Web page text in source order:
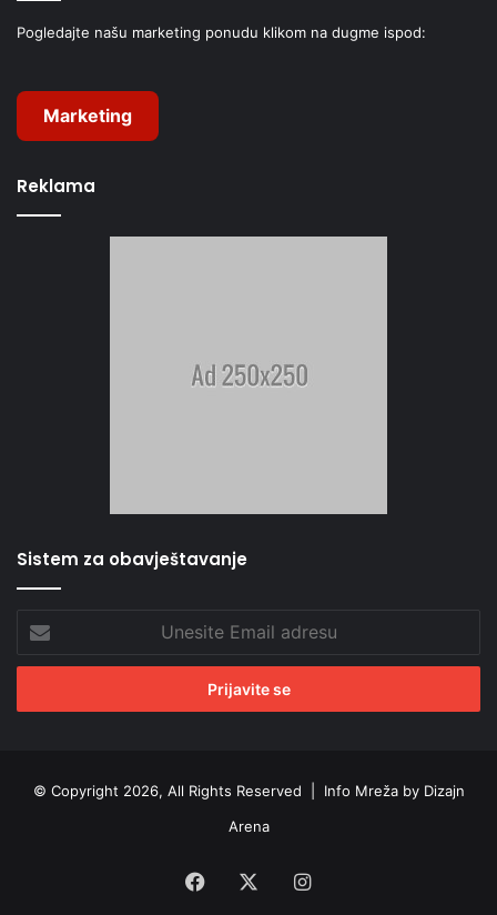
Pogledajte našu marketing ponudu klikom na dugme ispod:
Marketing
Reklama
Sistem za obavještavanje
Email
adresu
© Copyright 2026, All Rights Reserved | Info Mreža by Dizajn
Arena
Facebook Instagram